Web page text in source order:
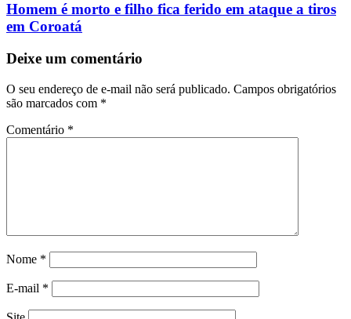
Homem é morto e filho fica ferido em ataque a tiros
em Coroatá
Deixe um comentário
O seu endereço de e-mail não será publicado. Campos obrigatórios
são marcados com *
Comentário *
Nome *
E-mail *